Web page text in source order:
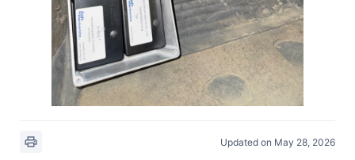
Updated on May 28, 2026